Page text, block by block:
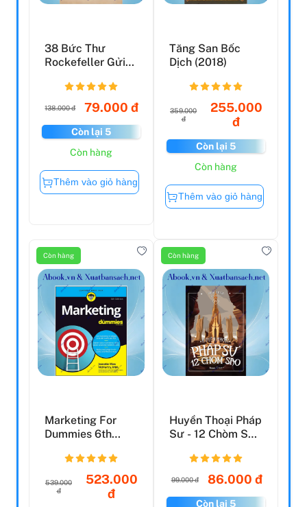
38 Bức Thư
Rockefeller Gửi
138.000 đ 79.000 đ
Còn lại 5
Còn hàng
Thêm vào giỏ hàng
Tăng San Bốc
Dịch (2018)
359.000
đ
255.000
đ
Còn lại 5
Còn hàng
Thêm vào giỏ hàng
Còn hàng
Marketing For
Dummies 6th
539.000
đ
523.000
đ
Còn hàng
Huyền Thoại Pháp
Sư - 12 Chòm Sao
99.000 đ 86.000 đ
Còn lại 5